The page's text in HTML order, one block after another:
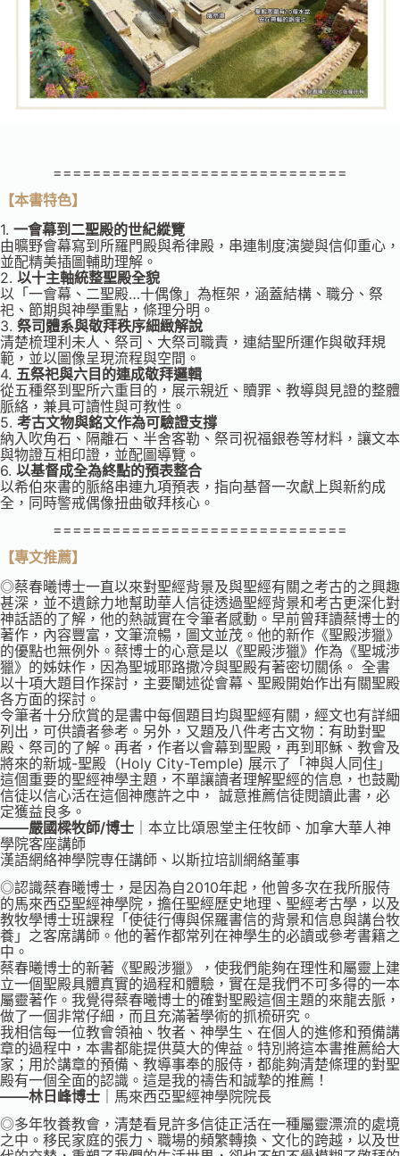
==============================
【本書特色】
1. 一會幕到二聖殿的世紀縱覽
由曠野會幕寫到所羅門殿與希律殿，串連制度演變與信仰重心，
並配精美插圖輔助理解。
2. 以十主軸統整聖殿全貌
以「一會幕、二聖殿…十偶像」為框架，涵蓋結構、職分、祭
祀、節期與神學重點，條理分明。
3. 祭司體系與敬拜秩序細緻解說
清楚梳理利未人、祭司、大祭司職責，連結聖所運作與敬拜規
範，並以圖像呈現流程與空間。
4. 五祭祀與六目的連成敬拜邏輯
從五種祭到聖所六重目的，展示親近、贖罪、教導與見證的整體
脈絡，兼具可讀性與可教性。
5. 考古文物與銘文作為可驗證支撐
納入吹角石、隔離石、半舍客勒、祭司祝福銀卷等材料，讓文本
與物證互相印證，並配圖導覽。
6. 以基督成全為終點的預表整合
以希伯來書的脈絡串連九項預表，指向基督一次獻上與新約成
全，同時警戒偶像扭曲敬拜核心。
==============================
【專文推薦】
◎蔡春曦博士一直以來對聖經背景及與聖經有關之考古的之興趣
甚深，並不遺餘力地幫助華人信徒透過聖經背景和考古更深化對
神話語的了解，他的熱誠實在令筆者感動。早前曾拜讀蔡博士的
著作，內容豐富，文筆流暢，圖文並茂。他的新作《聖殿涉獵》
的優點也無例外。蔡博士的心意是以《聖殿涉獵》作為《聖城涉
獵》的姊妹作，因為聖城耶路撒冷與聖殿有著密切關係。 全書
以十項大題目作探討，主要闡述從會幕、聖殿開始作出有關聖殿
各方面的探討。
令筆者十分欣賞的是書中每個題目均與聖經有關，經文也有詳細
列出，可供讀者參考。另外，又題及八件考古文物：有助對聖
殿、祭司的了解。再者，作者以會幕到聖殿，再到耶穌、教會及
將來的新城-聖殿（Holy City-Temple) 展示了「神與人同住」
這個重要的聖經神學主題，不單讓讀者理解聖經的信息，也鼓勵
信徒以信心活在這個神應許之中， 誠意推薦信徒閱讀此書，必
定獲益良多。
――嚴國樑牧師/博士 ｜本立比頌恩堂主任牧師、加拿大華人神
學院客座講師
漢語網絡神學院専任講師、以斯拉培訓網絡董事
◎認識蔡春曦博士，是因為自2010年起，他曾多次在我所服侍
的馬來西亞聖經神學院，擔任聖經歷史地理、聖經考古學，以及
教牧學博士班課程「使徒行傳與保羅書信的背景和信息與講台牧
養」之客席講師。他的著作都常列在神學生的必讀或參考書籍之
中。
蔡春曦博士的新著《聖殿涉獵》，使我們能夠在理性和屬靈上建
立一個聖殿具體真實的過程和體驗，實在是我們不可多得的一本
屬靈著作。我覺得蔡春曦博士的確對聖殿這個主題的來龍去脈，
做了一個非常仔細，而且充滿著學術的抓梳研究。
我相信每一位教會領袖、牧者、神學生、在個人的進修和預備講
章的過程中，本書都能提供莫大的俾益。特別將這本書推薦給大
家；用於講章的預備、教導事奉的服侍，都能夠清楚條理的對聖
殿有一個全面的認識。這是我的禱告和誠摯的推薦！
――林日峰博士 ｜馬來西亞聖經神學院院長
◎多年牧養教會，清楚看見許多信徒正活在一種屬靈漂流的處境
之中。移民家庭的張力、職場的頻繁轉換、文化的跨越，以及世